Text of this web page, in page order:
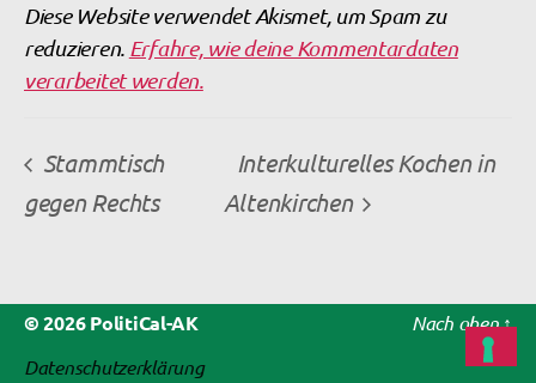
Diese Website verwendet Akismet, um Spam zu
reduzieren. Erfahre, wie deine Kommentardaten
verarbeitet werden.
Stammtisch
gegen Rechts
Interkulturelles Kochen in
Altenkirchen
© 2026PolitiCal-AK
Datenschutzerklärung
Nach oben↑